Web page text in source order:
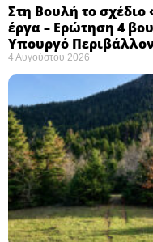
Στη Βουλή το σχέδιο
έργα – Ερώτηση 4
Υπουργό
4 Αυγούστου 2026